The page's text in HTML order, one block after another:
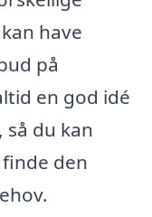
have
på
en god idé
du kan
den